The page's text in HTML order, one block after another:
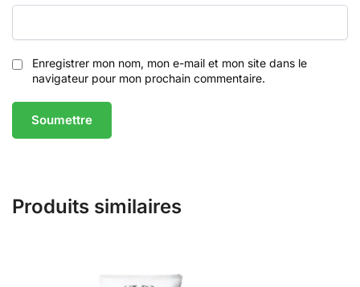
Enregistrer mon nom, mon e-mail et mon site dans le
navigateur pour mon prochain commentaire.
Produits similaires